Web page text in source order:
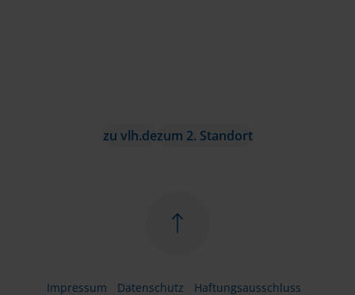
zu vlh.dezum 2. Standort
Impressum Datenschutz Haftungsausschluss